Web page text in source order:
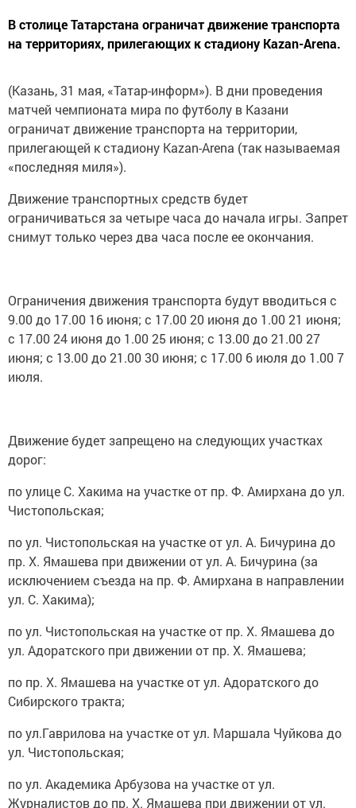
В столице Татарстана ограничат движение транспорта
на территориях, прилегающих к стадиону Kazan-Arena.
(Казань, 31 мая, «Татар-информ»). В дни проведения
матчей чемпионата мира по футболу в Казани
ограничат движение транспорта на территории,
прилегающей к стадиону Kazan-Arena (так называемая
«последняя миля»).
Движение транспортных средств будет
ограничиваться за четыре часа до начала игры. Запрет
снимут только через два часа после ее окончания.
Ограничения движения транспорта будут вводиться с
9.00 до 17.00 16 июня; с 17.00 20 июня до 1.00 21 июня;
с 17.00 24 июня до 1.00 25 июня; с 13.00 до 21.00 27
июня; с 13.00 до 21.00 30 июня; с 17.00 6 июля до 1.00 7
июля.
Движение будет запрещено на следующих участках
дорог:
по улице С. Хакима на участке от пр. Ф. Амирхана до ул.
Чистопольская;
по ул. Чистопольская на участке от ул. А. Бичурина до
пр. Х. Ямашева при движении от ул. А. Бичурина (за
исключением съезда на пр. Ф. Амирхана в направлении
ул. С. Хакима);
по ул. Чистопольская на участке от пр. Х. Ямашева до
ул. Адоратского при движении от пр. Х. Ямашева;
по пр. Х. Ямашева на участке от ул. Адоратского до
Сибирского тракта;
по ул.Гаврилова на участке от ул. Маршала Чуйкова до
ул. Чистопольская;
по ул. Академика Арбузова на участке от ул.
Журналистов до пр. Х. Ямашева при движении от ул.